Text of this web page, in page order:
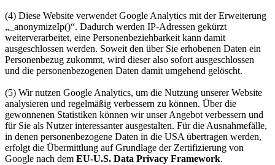
(4) Diese Website verwendet Google Analytics mit der Erweiterung
„_anonymizeIp()“. Dadurch werden IP-Adressen gekürzt
weiterverarbeitet, eine Personenbeziehbarkeit kann damit
ausgeschlossen werden. Soweit den über Sie erhobenen Daten ein
Personenbezug zukommt, wird dieser also sofort ausgeschlossen
und die personenbezogenen Daten damit umgehend gelöscht.
(5) Wir nutzen Google Analytics, um die Nutzung unserer Website
analysieren und regelmäßig verbessern zu können. Über die
gewonnenen Statistiken können wir unser Angebot verbessern und
für Sie als Nutzer interessanter ausgestalten. Für die Ausnahmefälle,
in denen personenbezogene Daten in die USA übertragen werden,
erfolgt die Übermittlung auf Grundlage der Zertifizierung von
Google nach dem EU-U.S. Data Privacy Framework.